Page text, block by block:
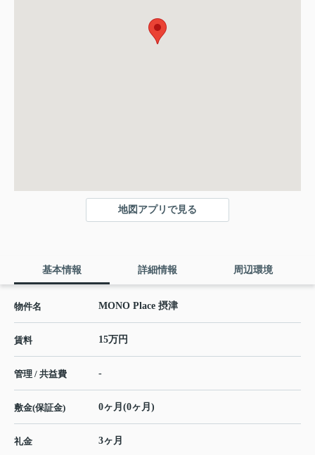
地図アプリで見る
基本情報 詳細情報 周辺環境
物件名 MONO Place 摂津
賃料 15万円
管理 / 共益費 -
敷金(保証金) 0ヶ月(0ヶ月)
礼金 3ヶ月